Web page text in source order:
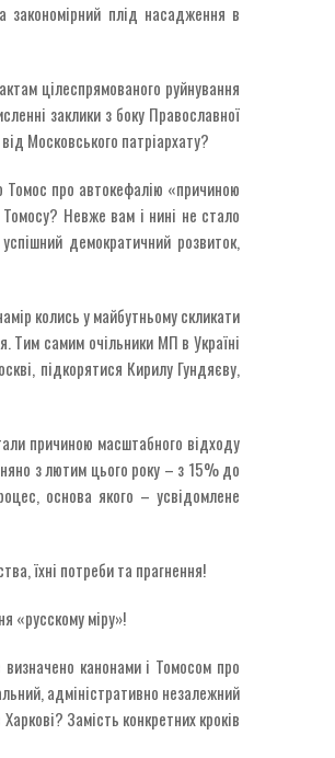
закономірний плід насадження в
цілеспрямованого руйнування
заклики з боку Православної
Московського патріархату?
Томос про автокефалію «причиною
Невже вам і нині не стало
демократичний розвиток,
колись у майбутньому скликати
Тим самим очільники МП в Україні
підкорятися Кирилу Гундяєву,
причиною масштабного відходу
з лютим цього року – з 15% до
основа якого – усвідомлене
їхні потреби та прагнення!
«русскому міру»!
канонами і Томосом про
адміністративно незалежний
Замість конкретних кроків